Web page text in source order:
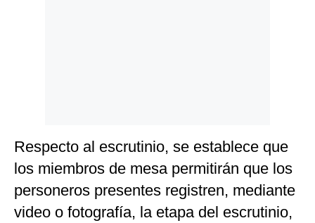
Respecto al escrutinio, se establece que
los miembros de mesa permitirán que los
personeros presentes registren, mediante
video o fotografía, la etapa del escrutinio,